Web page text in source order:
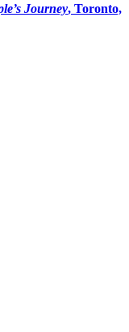
Journey, Toronto,